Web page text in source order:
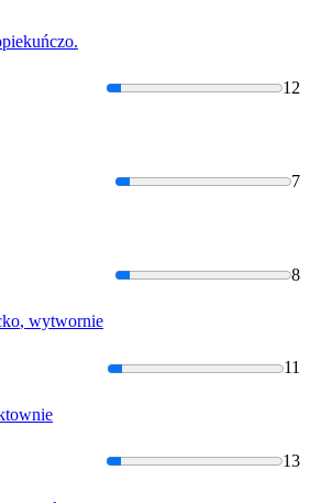
12
7
8
, wytwornie
11
13